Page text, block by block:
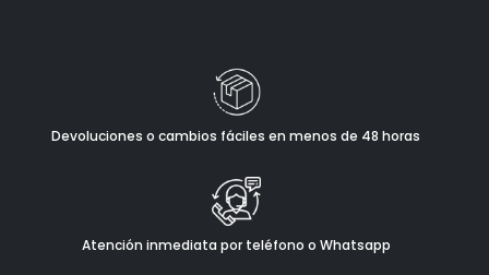
Devoluciones o cambios fáciles en menos de 48 horas
Atención inmediata por teléfono o Whatsapp